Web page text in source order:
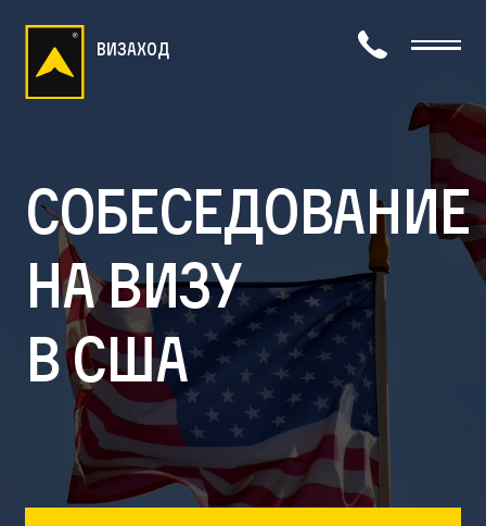
визаход
Собеседование
на визу
в США